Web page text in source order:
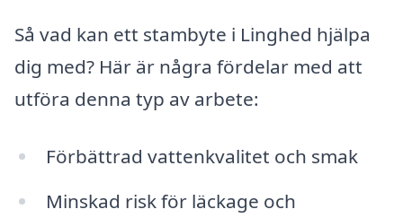
Så vad kan ett stambyte i Linghed hjälpa
dig med? Här är några fördelar med att
utföra denna typ av arbete:
Förbättrad vattenkvalitet och smak
Minskad risk för läckage och